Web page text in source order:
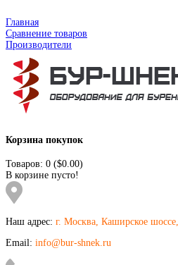
Главная
Сравнение товаров
Производители
Корзина покупок
Товаров: 0 ($0.00)
В корзине пусто!
Наш адрес: г. Москва, Каширское
Email: info@bur-shnek.ru